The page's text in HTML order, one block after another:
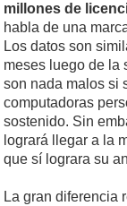
millones de
habla de una
Los datos son
meses luego de la
son nada malos si
computadoras
sostenido. Sin
logrará llegar a la
que sí lograra su
La gran diferencia